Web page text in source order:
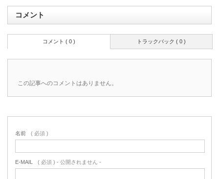
コメント
トラックバック ( 0 )
コメント ( 0 )
この記事へのコメントはありません。
名前 ( 必須 )
E-MAIL ( 必須 ) - 公開されません -